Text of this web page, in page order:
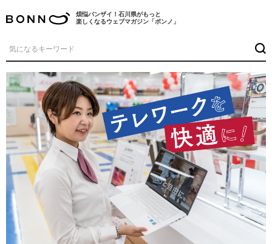
煩悩バンザイ！石川県がもっと
楽しくなるウェブマガジン「ボンノ」